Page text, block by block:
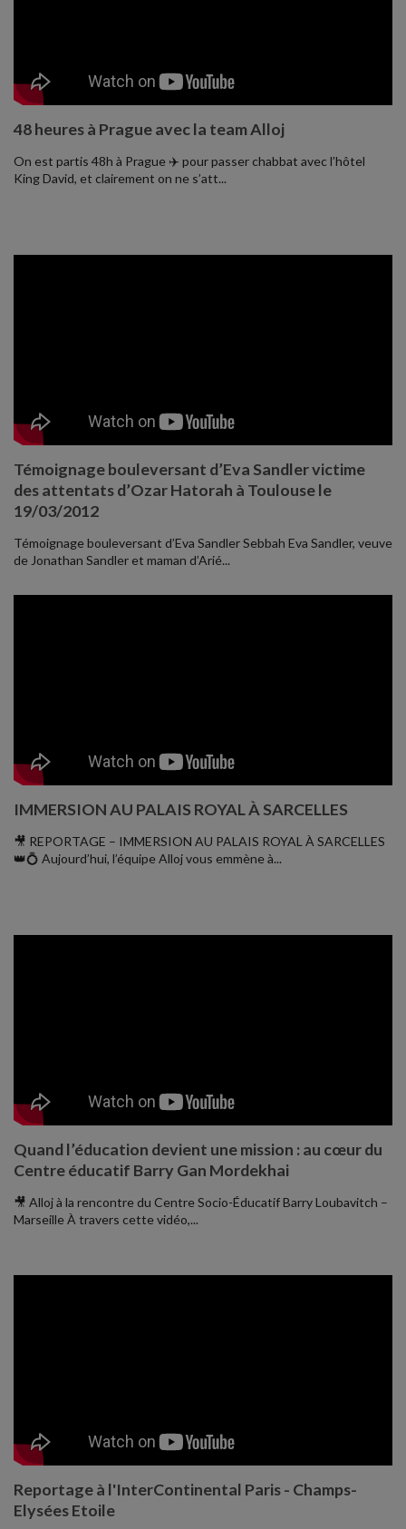
48 heures à Prague avec la team Alloj
On est partis 48h à Prague ✈️ pour passer chabbat avec l’hôtel
King David, et clairement on ne s’att...
Témoignage bouleversant d’Eva Sandler victime
des attentats d’Ozar Hatorah à Toulouse le
19/03/2012
Témoignage bouleversant d’Eva Sandler Sebbah Eva Sandler, veuve
de Jonathan Sandler et maman d’Arié...
IMMERSION AU PALAIS ROYAL À SARCELLES
🎥 REPORTAGE – IMMERSION AU PALAIS ROYAL À SARCELLES
👑💍 Aujourd’hui, l’équipe Alloj vous emmène à...
Quand l’éducation devient une mission : au cœur du
Centre éducatif Barry Gan Mordekhai
🎥 Alloj à la rencontre du Centre Socio-Éducatif Barry Loubavitch –
Marseille À travers cette vidéo,...
Reportage à l'InterContinental Paris - Champs-
Elysées Etoile